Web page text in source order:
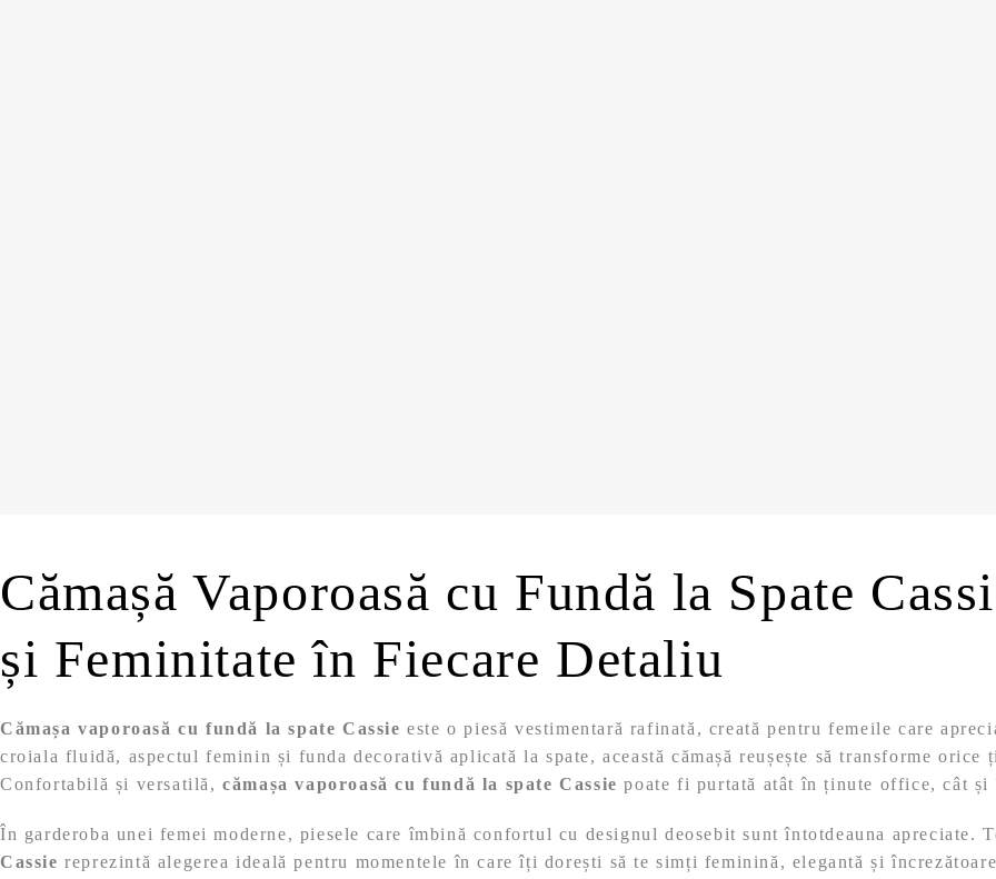
Cămașă Vaporoasă cu Fundă la Spate
și Feminitate în Fiecare Detaliu
Cămașa vaporoasă cu fundă la spate Cassie este o piesă vestimentară rafinată, creată pentru femeile care
croiala fluidă, aspectul feminin și funda decorativă aplicată la spate, această cămașă reușește să transforme
Confortabilă și versatilă,cămașa vaporoasă cu fundă la spate Cassie poate fi purtată atât în ținute office, cât și
În garderoba unei femei moderne, piesele care îmbină confortul cu designul deosebit sunt întotdeauna apreciate.
Cassie reprezintă alegerea ideală pentru momentele în care îți dorești să te simți feminină, elegantă și